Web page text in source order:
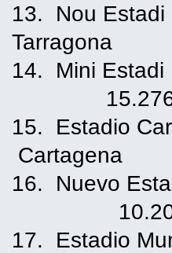
13. Nou
14.
15.
16. Nuevo
17. Estadio